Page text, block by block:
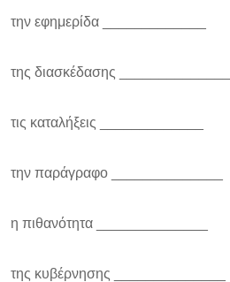
την εφημερίδα _____________
της διασκέδασης ______________
τις καταλήξεις _____________
την παράγραφο ______________
η πιθανότητα ______________
της κυβέρνησης ______________